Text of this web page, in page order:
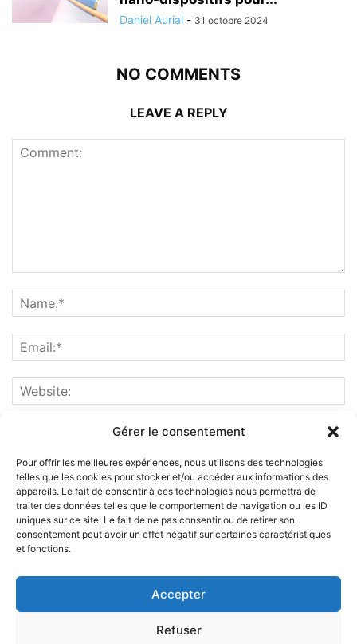
Gérer le consentement
Pour offrir les meilleures expériences, nous utilisons des technologies
telles que les cookies pour stocker et/ou accéder aux informations des
appareils. Le fait de consentir à ces technologies nous permettra de
traiter des données telles que le comportement de navigation ou les ID
uniques sur ce site. Le fait de ne pas consentir ou de retirer son
consentement peut avoir un effet négatif sur certaines caractéristiques
et fonctions.
Accepter
Refuser
Daniel Aurial - 31 octobre 2024
NO COMMENTS
LEAVE A REPLY
ABOUT US
FOLLOW US